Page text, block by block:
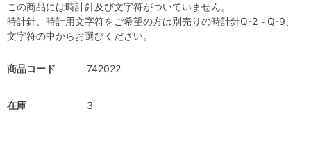
商品コード 742022
在庫 3
この商品には時計針及び文字符がついていません。
時計針、時計用文字符をご希望の方は別売りの時計針Q-2～Q-9、
文字符の中からお選びください。